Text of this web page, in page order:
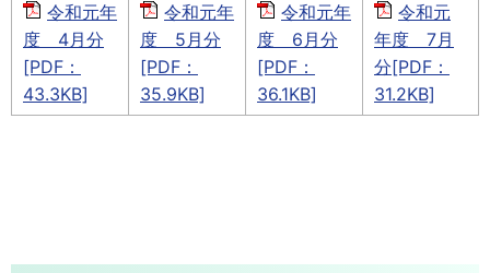
令和元年
度 4月分
[PDF：
43.3KB]
令和元年
度 5月分
[PDF：
35.9KB]
令和元年
度 6月分
[PDF：
36.1KB]
令和元
年度 7月
分[PDF：
31.2KB]